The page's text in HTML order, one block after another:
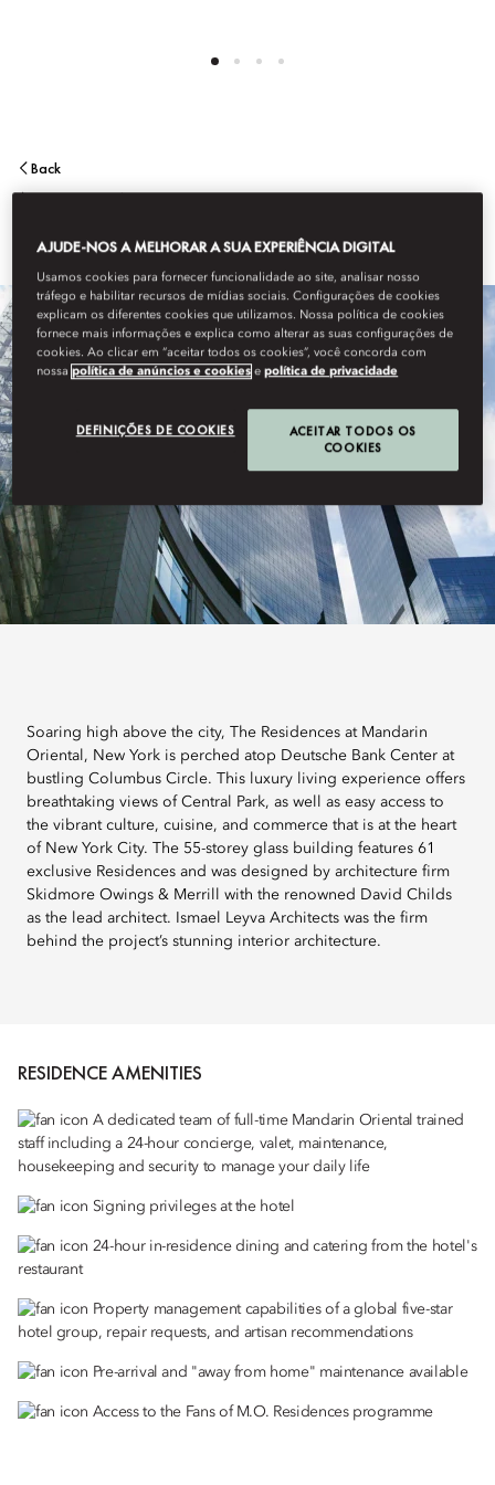
Back
NEW YORK
Soaring high above the city, The Residences at Mandarin
Oriental, New York is perched atop Deutsche Bank Center at
bustling Columbus Circle. This luxury living experience offers
breathtaking views of Central Park, as well as easy access to
the vibrant culture, cuisine, and commerce that is at the heart
of New York City. The 55-storey glass building features 61
exclusive Residences and was designed by architecture firm
Skidmore Owings & Merrill with the renowned David Childs
as the lead architect. Ismael Leyva Architects was the firm
behind the project’s stunning interior architecture.
RESIDENCE AMENITIES
A dedicated team of full-time Mandarin Oriental trained
staff including a 24-hour concierge, valet, maintenance,
housekeeping and security to manage your daily life
Signing privileges at the hotel
24-hour in-residence dining and catering from the hotel's
restaurant
Property management capabilities of a global five-star
hotel group, repair requests, and artisan recommendations
Pre-arrival and "away from home" maintenance available
Access to the Fans of M.O. Residences programme
AJUDE-NOS A MELHORAR A SUA EXPERIÊNCIA DIGITAL
Usamos cookies para fornecer funcionalidade ao site, analisar nosso
tráfego e habilitar recursos de mídias sociais. Configurações de cookies
explicam os diferentes cookies que utilizamos. Nossa política de cookies
fornece mais informações e explica como alterar as suas configurações de
cookies. Ao clicar em “aceitar todos os cookies”, você concorda com
nossapolítica de anúncios e cookies epolítica de privacidade
DEFINIÇÕES DE COOKIES
ACEITAR TODOS OS
COOKIES